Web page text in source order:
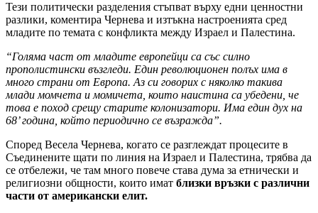
Тези политически разделения стъпват върху едни ценностни
разлики, коментира Чернева и изтъкна настроенията сред
младите по темата с конфликта между Израел и Палестина.
“Голяма част от младите европейци са със силно
прополистински възгледи. Един революционен полъх има в
много страни от Европа. Аз си говорих с няколко такива
млади момчета и момичета, които наистина са убедени, че
това е поход срещу старите колонизатори. Има един дух на
68’ година, който периодично се възражда”.
Според Весела Чернева, когато се разглеждат процесите в
Съединените щати по линия на Израел и Палестина, трябва да
се отбележи, че там много повече става дума за етнически и
религиозни общности, които имат близки връзки с различни
части от американски елит.